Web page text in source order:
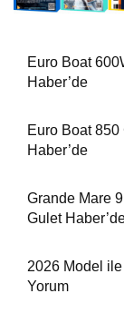
Euro Boat
Haber’de
Euro Boat
Haber’de
Grande Mare
Gulet
2026 Model
Yorum